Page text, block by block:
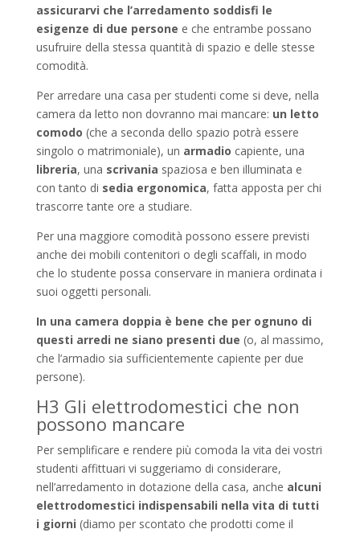
assicurarvi che l’arredamento soddisfi le
esigenze di due persone e che entrambe possano
usufruire della stessa quantità di spazio e delle stesse
comodità.
Per arredare una casa per studenti come si deve, nella
camera da letto non dovranno mai mancare: un letto
comodo (che a seconda dello spazio potrà essere
singolo o matrimoniale), un armadio capiente, una
libreria, una scrivania spaziosa e ben illuminata e
con tanto di sedia ergonomica, fatta apposta per chi
trascorre tante ore a studiare.
Per una maggiore comodità possono essere previsti
anche dei mobili contenitori o degli scaffali, in modo
che lo studente possa conservare in maniera ordinata i
suoi oggetti personali.
In una camera doppia è bene che per ognuno di
questi arredi ne siano presenti due (o, al massimo,
che l’armadio sia sufficientemente capiente per due
persone).
H3 Gli elettrodomestici che non
possono mancare
Per semplificare e rendere più comoda la vita dei vostri
studenti affittuari vi suggeriamo di considerare,
nell’arredamento in dotazione della casa, anche alcuni
elettrodomestici indispensabili nella vita di tutti
i giorni (diamo per scontato che prodotti come il